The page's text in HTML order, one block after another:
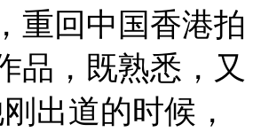
重回中国香港拍
品，既熟悉，又
出道的时候，